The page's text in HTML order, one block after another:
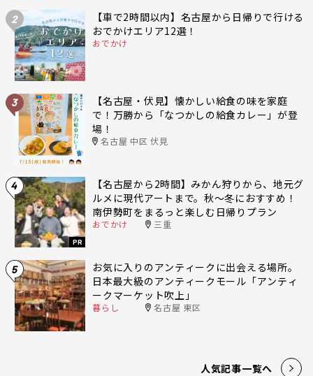
2
【車で2時間以内】名古屋から日帰りで行ける
おでかけエリア12選！
おでかけ
3
【名古屋・伏見】懐かしい給食の味を家庭
で！万勝から「なつかしの給食カレー」が登
場！
名古屋 中区 伏見
4
PR
【名古屋から2時間】みかん狩りから、地元グ
ルメに現代アートまで。秋〜冬におすすめ！
南伊勢町をまるっと楽しむ日帰りプラン
おでかけ 三重
5
お気に入りのアンティークに出会える場所。
日本最大級のアンティークモール「アンティ
ークマーケット吹上」
暮らし 名古屋 東区
人気記事一覧へ